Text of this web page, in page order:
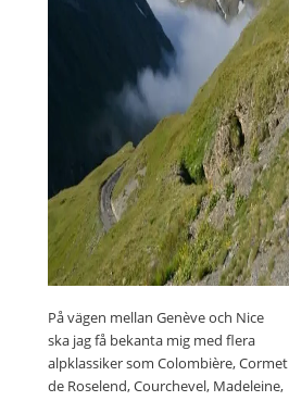
På vägen mellan Genève och Nice
ska jag få bekanta mig med flera
alpklassiker som Colombière, Cormet
de Roselend, Courchevel, Madeleine,